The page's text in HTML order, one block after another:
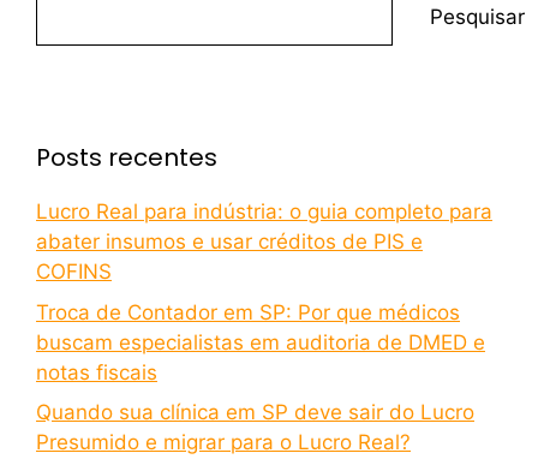
Pesquisar
Posts recentes
Lucro Real para indústria: o guia completo para
abater insumos e usar créditos de PIS e
COFINS
Troca de Contador em SP: Por que médicos
buscam especialistas em auditoria de DMED e
notas fiscais
Quando sua clínica em SP deve sair do Lucro
Presumido e migrar para o Lucro Real?